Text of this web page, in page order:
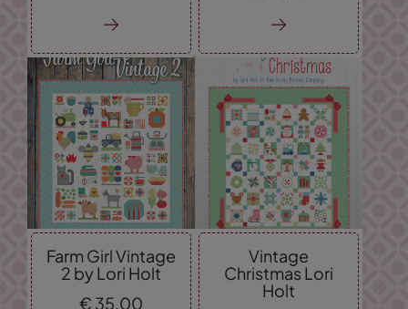
Farm Girl Vintage
2 by Lori Holt
€ 35,00
Vintage
Christmas Lori
Holt